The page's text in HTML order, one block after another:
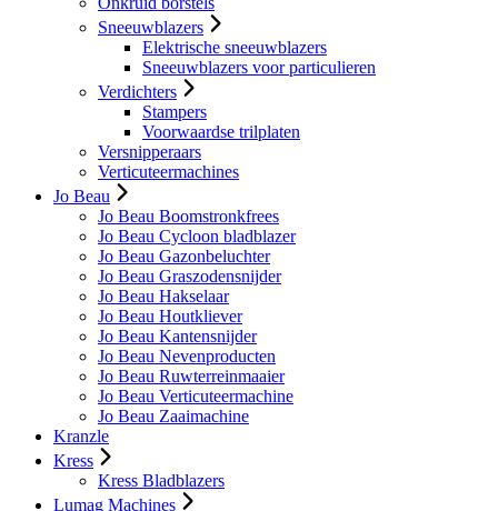
Sneeuwblazers
Elektrische sneeuwblazers
Sneeuwblazers voor particulieren
Verdichters
Stampers
Voorwaardse trilplaten
Versnipperaars
Verticuteermachines
Jo Beau
Jo Beau Boomstronkfrees
Jo Beau Cycloon bladblazer
Jo Beau Gazonbeluchter
Jo Beau Graszodensnijder
Jo Beau Hakselaar
Jo Beau Houtkliever
Jo Beau Kantensnijder
Jo Beau Nevenproducten
Jo Beau Ruwterreinmaaier
Jo Beau Verticuteermachine
Jo Beau Zaaimachine
Kranzle
Kress
Kress Bladblazers
Lumag Machines